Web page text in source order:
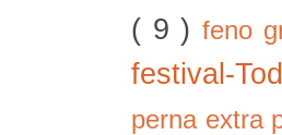
( 9 ) feno
festival-
perna extra